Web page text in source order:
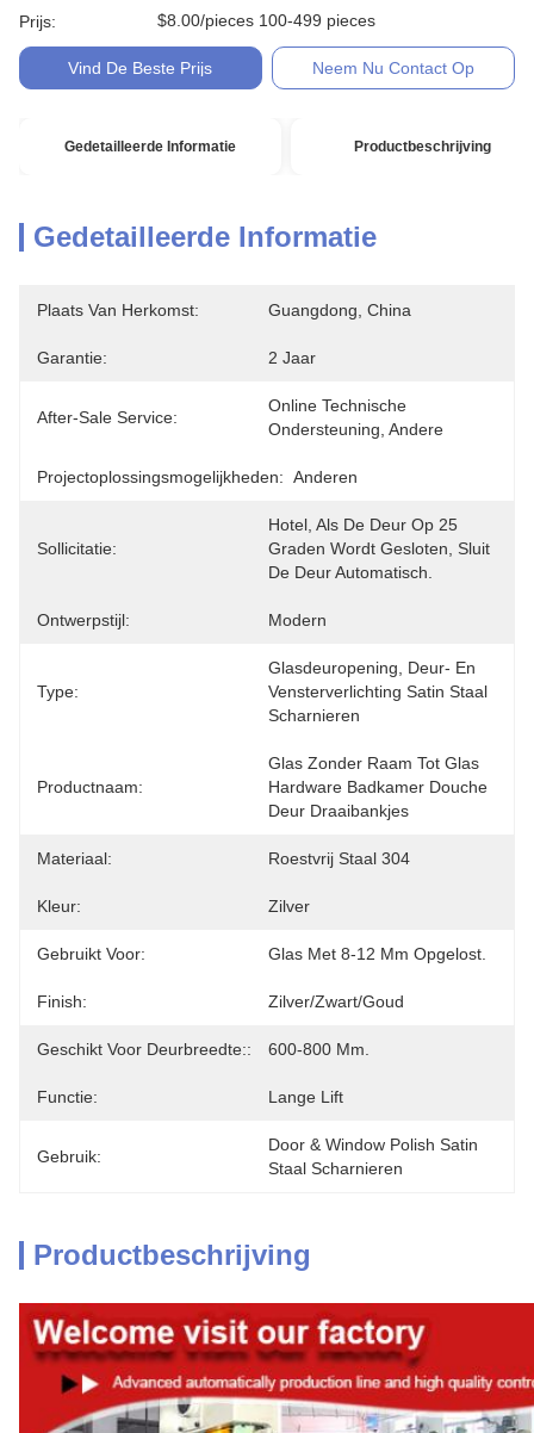
Prijs: $8.00/pieces 100-499 pieces
Vind De Beste Prijs Neem Nu Contact Op
Gedetailleerde Informatie Productbeschrijving
Gedetailleerde Informatie
Plaats Van Herkomst: Guangdong, China
Garantie: 2 Jaar
After-Sale Service:
Online Technische
Ondersteuning, Andere
Projectoplossingsmogelijkheden: Anderen
Sollicitatie:
Hotel, Als De Deur Op 25
Graden Wordt Gesloten, Sluit
De Deur Automatisch.
Ontwerpstijl: Modern
Type:
Glasdeuropening, Deur- En
Vensterverlichting Satin Staal
Scharnieren
Productnaam:
Glas Zonder Raam Tot Glas
Hardware Badkamer Douche
Deur Draaibankjes
Materiaal: Roestvrij Staal 304
Kleur: Zilver
Gebruikt Voor: Glas Met 8-12 Mm Opgelost.
Finish: Zilver/zwart/goud
Geschikt Voor Deurbreedte:: 600-800 Mm.
Functie: Lange Lift
Gebruik:
Door & Window Polish Satin
Staal Scharnieren
Productbeschrijving